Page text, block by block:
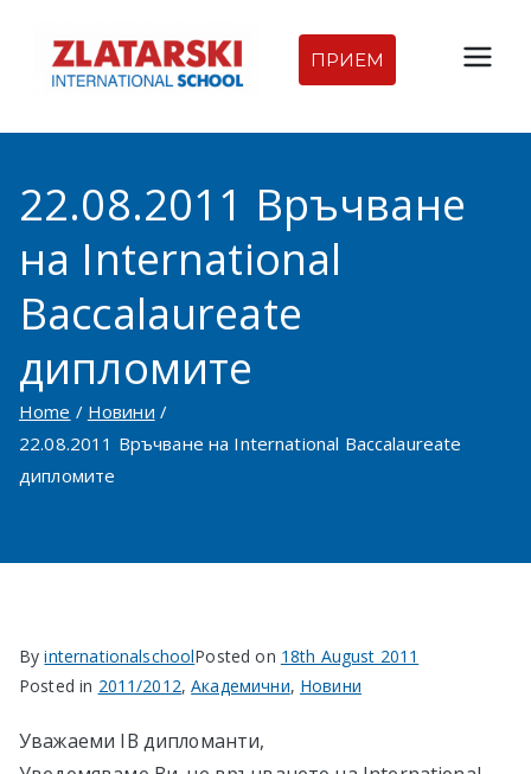
content
Междуна
родна
гимназия
Златарск
и |
родно
в София
ПРИЕМ
22.08.2011 Връчване
на International
Baccalaureate
дипломите
Home
Новини
22.08.2011 Връчване на International Baccalaureate
дипломите
ByinternationalschoolPosted on 18th August 2011
Posted in 2011/2012,Академични, Новини
Уважаеми IB дипломанти,